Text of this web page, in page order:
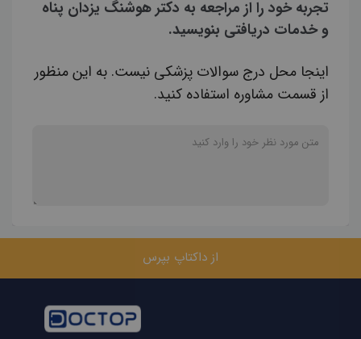
تجربه خود را از مراجعه به دکتر هوشنگ یزدان پناه
و خدمات دریافتی بنویسید.
اینجا محل درج سوالات پزشکی نیست. به این منظور
از قسمت مشاوره استفاده کنید.
از داکتاپ بپرس